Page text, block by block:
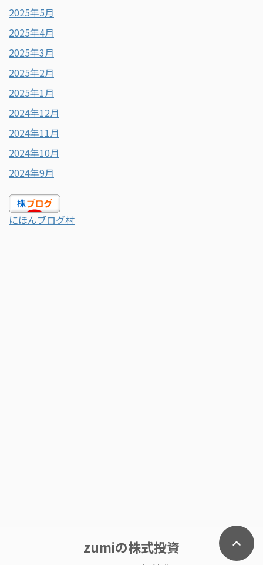
2025年5月
2025年4月
2025年3月
2025年2月
2025年1月
2024年12月
2024年11月
2024年10月
2024年9月
にほんブログ村
zumiの株式投資